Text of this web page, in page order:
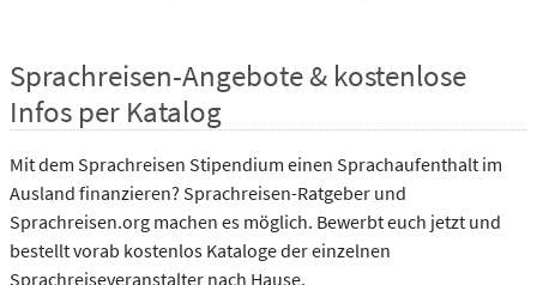
Sprachreisen-Angebote & kostenlose
Infos per Katalog
Mit dem Sprachreisen Stipendium einen Sprachaufenthalt im
Ausland finanzieren? Sprachreisen-Ratgeber und
Sprachreisen.org machen es möglich. Bewerbt euch jetzt und
bestellt vorab kostenlos Kataloge der einzelnen
Sprachreiseveranstalter nach Hause.